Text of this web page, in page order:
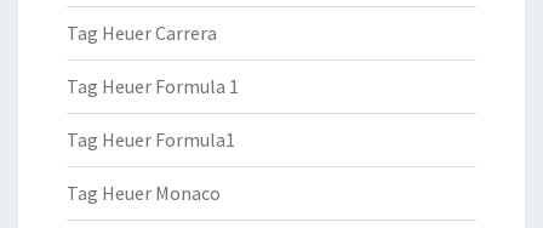
Tag Heuer Carrera
Tag Heuer Formula 1
Tag Heuer Formula1
Tag Heuer Monaco